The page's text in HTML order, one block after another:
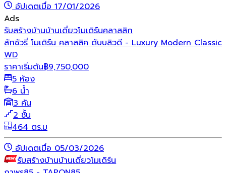
อัปเดตเมื่อ 17/01/2026
Ads
รับสร้างบ้านบ้านเดี่ยวโมเดิร์นคลาสสิก
ลักชัวรี่ โมเดิร์น คลาสสิค ดับบลิวดี - Luxury Modern Classic
WD
ราคาเริ่มต้น฿9,750,000
5 ห้อง
6 น้ำ
3 คัน
2 ชั้น
464 ตร.ม
อัปเดตเมื่อ 05/03/2026
รับสร้างบ้านบ้านเดี่ยวโมเดิร์น